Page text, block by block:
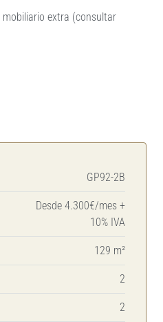
extra (consultar
GP92-2B
Desde 4.300€/mes +
10% IVA
129 m²
2
2